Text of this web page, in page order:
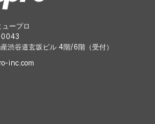
ープロ
渋谷道玄坂ビル 4階/6階（受付）
inc.com